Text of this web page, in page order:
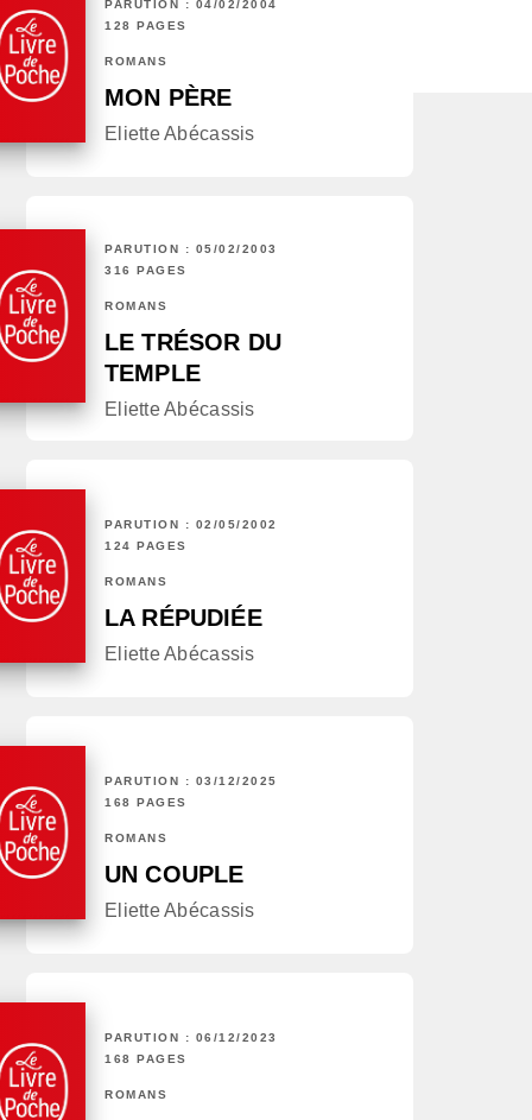
PARUTION : 04/02/2004
128 PAGES
ROMANS
MON PÈRE
Eliette Abécassis
PARUTION : 05/02/2003
316 PAGES
ROMANS
LE TRÉSOR DU
TEMPLE
Eliette Abécassis
PARUTION : 02/05/2002
124 PAGES
ROMANS
LA RÉPUDIÉE
Eliette Abécassis
PARUTION : 03/12/2025
168 PAGES
ROMANS
UN COUPLE
Eliette Abécassis
PARUTION : 06/12/2023
168 PAGES
ROMANS